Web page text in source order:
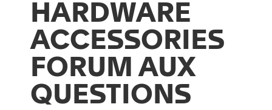
HARDWARE
ACCESSORIES
FORUM AUX
QUESTIONS